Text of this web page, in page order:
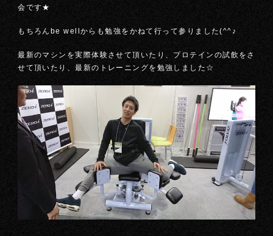
会です★
もちろんbe wellからも勉強をかねて行って参りました(^^♪
最新のマシンを実際体験させて頂いたり、プロテインの試飲をさ
せて頂いたり、最新のトレーニングを勉強しました☆